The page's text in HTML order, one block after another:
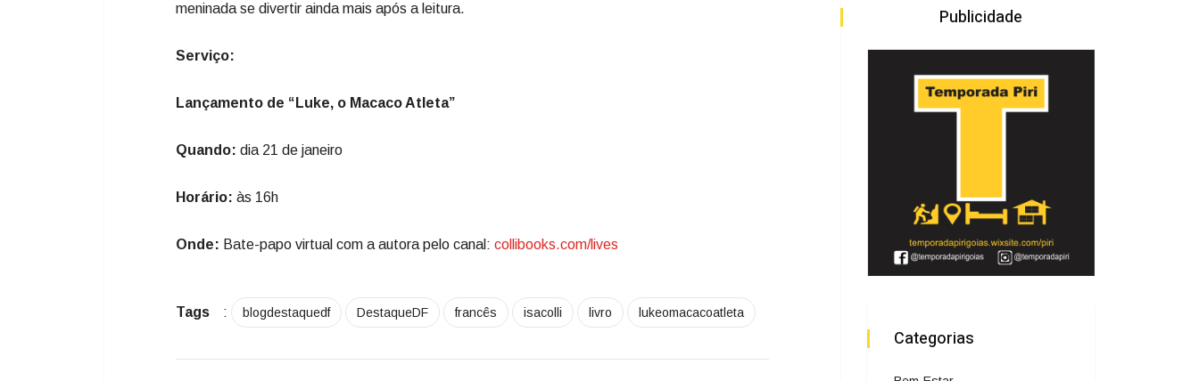
meninada se divertir ainda mais após a leitura.
Serviço:
Lançamento de “Luke, o Macaco Atleta”
Quando: dia 21 de janeiro
Horário: às 16h
Onde: Bate-papo virtual com a autora pelo canal: collibooks.com/lives
Tags : blogdestaquedf DestaqueDF francês isacolli livro lukeomacacoatleta
Publicidade
Categorias